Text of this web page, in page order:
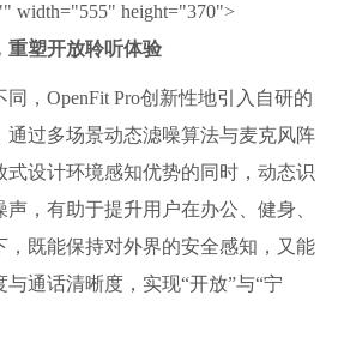
width="555" height="370">
重塑开放聆听体验
，OpenFit Pro创新性地引入自研的
通过多场景动态滤噪算法与麦克风阵
式设计环境感知优势的同时，动态识
，有助于提升用户在办公、健身、
，既能保持对外界的安全感知，又能
通话清晰度，实现“开放”与“宁